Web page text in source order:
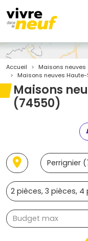
Accueil Maisons neuves
Maisons neuves
Maisons
(74550)